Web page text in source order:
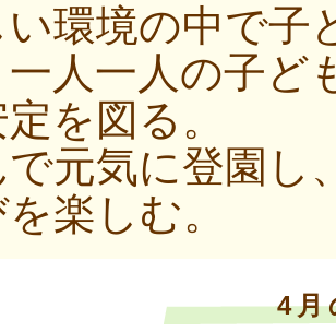
い環境の中で子
一人一人の子ど
を図る。
元気に登園し
楽しむ。
4月